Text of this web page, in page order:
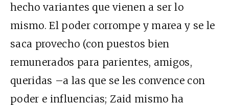
hecho variantes que vienen a ser lo
mismo. El poder corrompe y marea y se le
saca provecho (con puestos bien
remunerados para parientes, amigos,
queridas –a las que se les convence con
poder e influencias; Zaid mismo ha